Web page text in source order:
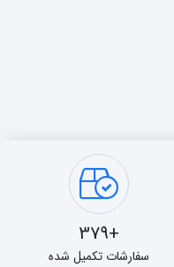
+379
سفارشات تکمیل شده